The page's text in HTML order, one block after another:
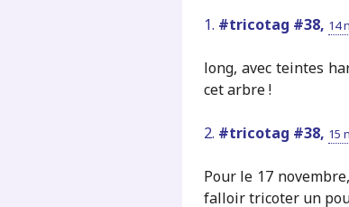
1. #tricotag #38, 14
long, avec teintes
cet arbre !
2. #tricotag #38, 15
Pour le 17
falloir tricoter un